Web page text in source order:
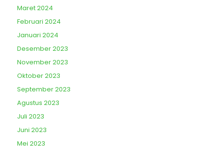
Maret 2024
Februari 2024
Januari 2024
Desember 2023
November 2023
Oktober 2023
September 2023
Agustus 2023
Juli 2023
Juni 2023
Mei 2023